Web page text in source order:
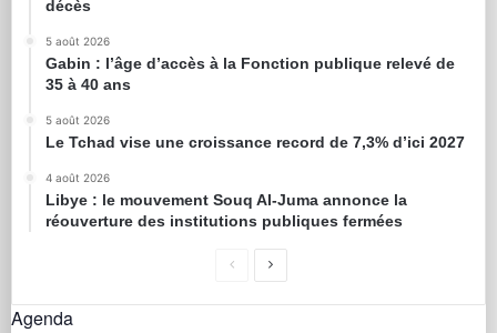
décès
5 août 2026
Gabin : l’âge d’accès à la Fonction publique relevé de
35 à 40 ans
5 août 2026
Le Tchad vise une croissance record de 7,3% d’ici 2027
4 août 2026
Libye : le mouvement Souq Al-Juma annonce la
réouverture des institutions publiques fermées
Agenda